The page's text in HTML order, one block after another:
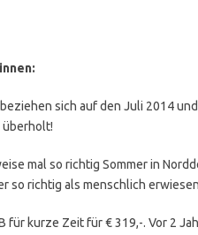
sich auf den Juli 2014
überholt!
mal so richtig Sommer in
so richtig als menschlich
für kurze Zeit für € 319,-. Vor 2